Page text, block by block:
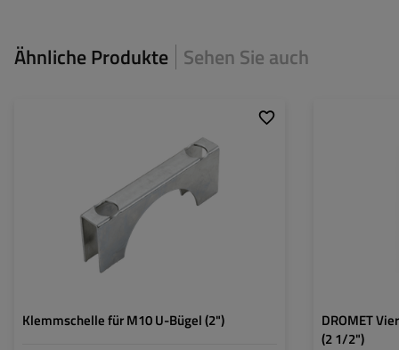
Ähnliche Produkte Sehen Sie auch
Klemmschelle für M10 U-Bügel (2")
DROMET
(2 1/2")